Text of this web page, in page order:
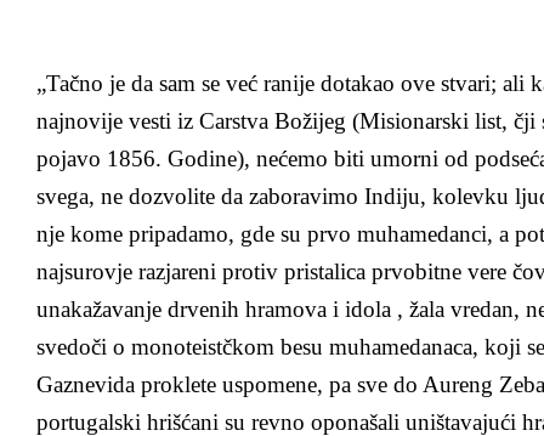
„Tačno je da sam se već ranije dotakao ove stvari; ali
najnovije vesti iz Carstva Božijeg (Misionarski list,
pojavo 1856. Godine), nećemo biti umorni od
svega, ne dozvolite da zaboravimo Indiju, kolevku
nje kome pripadamo, gde su prvo muhamedanci, a
najsurovje razjareni protiv pristalica prvobitne vere
unakažavanje drvenih hramova i idola , žala vredan,
svedoči o monoteistčkom besu muhamedanaca, koji
Gaznevida proklete uspomene, pa sve do Aureng
portugalski hrišćani su revno oponašali uništavajući